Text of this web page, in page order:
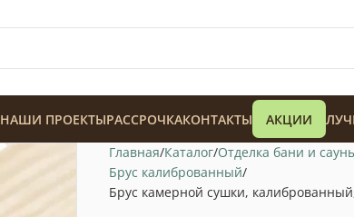
НАШИ ПРОЕКТЫРАССРОЧКАКОНТАКТЫ АКЦИИ
Главная Каталог Отделка бани и
Брус калиброванный
Брус камерной сушки,